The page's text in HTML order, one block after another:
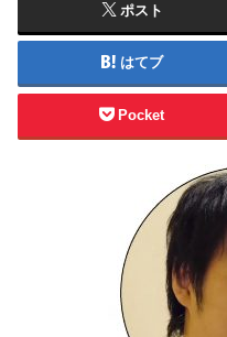
ポスト
はてブ
Pocket